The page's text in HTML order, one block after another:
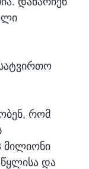
რომ
მილიონი
წყლისა და